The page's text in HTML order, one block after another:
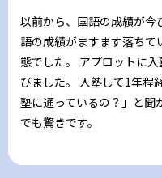
以前から、国語の成績が今
語の成績がますます落ちて
態でした。 アプロットに
びました。 入塾して1年程
塾に通っているの？」と聞
でも驚きです。